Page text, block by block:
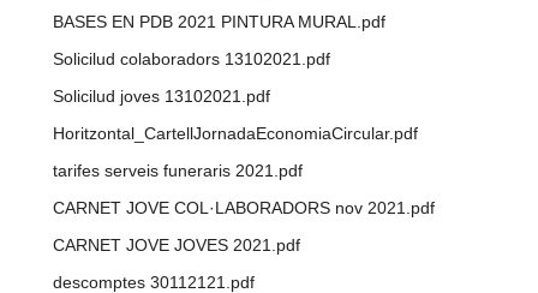
BASES EN PDB 2021 PINTURA MURAL.pdf
Solicilud colaboradors 13102021.pdf
Solicilud joves 13102021.pdf
Horitzontal_CartellJornadaEconomiaCircular.pdf
tarifes serveis funeraris 2021.pdf
CARNET JOVE COL·LABORADORS nov 2021.pdf
CARNET JOVE JOVES 2021.pdf
descomptes 30112121.pdf